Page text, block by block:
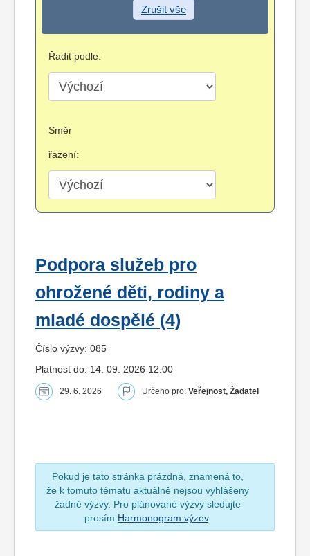
Zrušit vše
Řadit podle:
Směr
řazení:
Podpora služeb pro
ohrožené děti, rodiny a
mladé dospělé (4)
Číslo výzvy: 085
Platnost do: 14. 09. 2026 12:00
29. 6. 2026 Určeno pro: Veřejnost, Žadatel
Pokud je tato stránka prázdná, znamená to,
že k tomuto tématu aktuálně nejsou vyhlášeny
žádné výzvy. Pro plánované výzvy sledujte
prosím Harmonogram výzev.